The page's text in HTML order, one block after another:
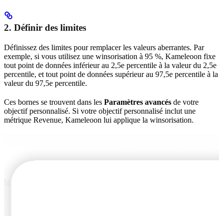
2. Définir des limites
Définissez des limites pour remplacer les valeurs aberrantes. Par
exemple, si vous utilisez une winsorisation à 95 %, Kameleoon fixe
tout point de données inférieur au 2,5e percentile à la valeur du 2,5e
percentile, et tout point de données supérieur au 97,5e percentile à la
valeur du 97,5e percentile.
Ces bornes se trouvent dans les Paramètres avancés de votre
objectif personnalisé. Si votre objectif personnalisé inclut une
métrique Revenue, Kameleoon lui applique la winsorisation.